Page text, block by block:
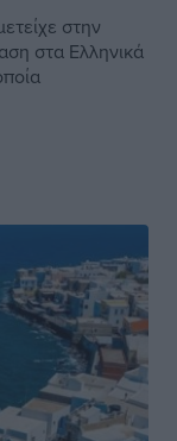
στην
στα Ελληνικά